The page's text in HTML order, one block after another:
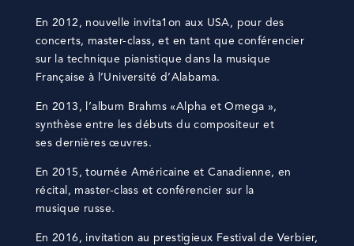
En 2012, nouvelle invita1on aux USA, pour des
concerts, master-class, et en tant que conférencier
sur la technique pianistique dans la musique
Française à l’Université d’Alabama.
En 2013, l’album Brahms «Alpha et Omega »,
synthèse entre les débuts du compositeur et
ses dernières œuvres.
En 2015, tournée Américaine et Canadienne, en
récital, master-class et conférencier sur la
musique russe.
En 2016, invitation au prestigieux Festival de Verbier,